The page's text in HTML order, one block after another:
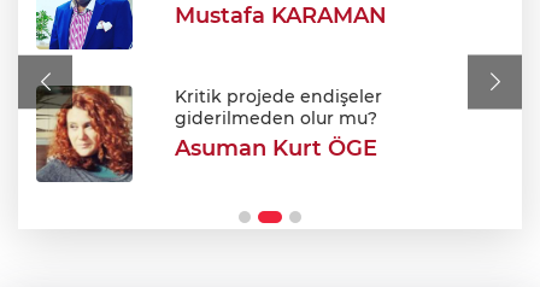
Şehir Hastanesi'nde otopark çilesi
Mustafa KARAMAN
Kritik projede endişeler
giderilmeden olur mu?
Asuman Kurt ÖGE